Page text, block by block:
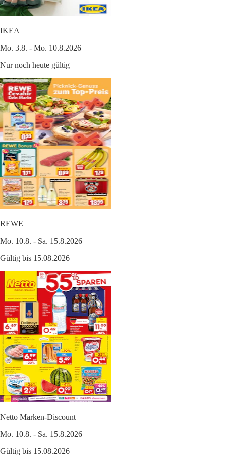
IKEA
Mo. 3.8. - Mo. 10.8.2026
Nur noch heute gültig
REWE
Mo. 10.8. - Sa. 15.8.2026
Gültig bis 15.08.2026
Netto Marken-Discount
Mo. 10.8. - Sa. 15.8.2026
Gültig bis 15.08.2026